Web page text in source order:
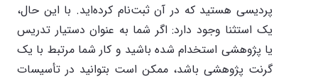
پردیسی هستید که در آن ثبت‌نام کرده‌اید. با این حال،
یک استثنا وجود دارد: اگر شما به عنوان دستیار تدریس
یا پژوهشی استخدام شده باشید و کار شما مرتبط با یک
گرنت پژوهشی باشد، ممکن است بتوانید در تأسیسات